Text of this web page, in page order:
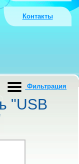
Контакты
"USB
Фильтрация